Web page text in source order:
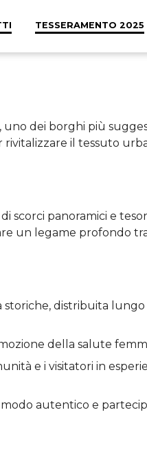
TESSERAMENTO 2025
dei borghi più
il tessuto
panoramici e
un legame profondo
distribuita
della salute
e i visitatori in
autentico e